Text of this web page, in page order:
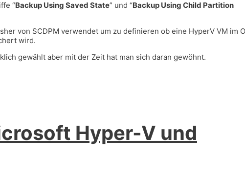
“Backup Using Saved State” und “Backup Using Child Partition
von SCDPM verwendet um zu definieren ob eine HyperV VM im
wird.
gewählt aber mit der Zeit hat man sich daran gewöhnt.
Hyper-V und